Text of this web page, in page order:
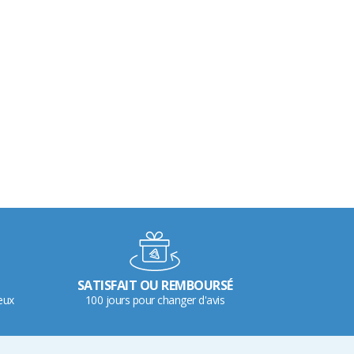
SATISFAIT OU REMBOURSÉ
100 jours pour changer d'avis